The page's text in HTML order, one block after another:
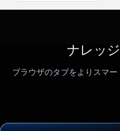
ナレッ
ブラウザのタブをよりスマ